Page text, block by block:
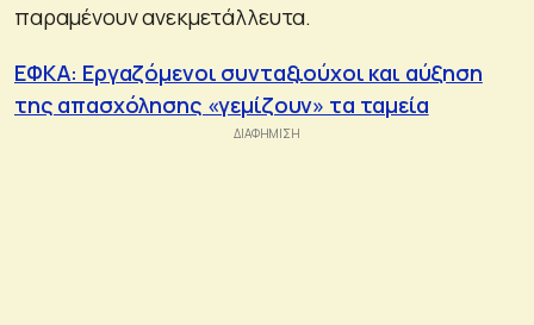
παραμένουν ανεκμετάλλευτα.
ΕΦΚΑ: Εργαζόμενοι συνταξιούχοι και αύξηση
της απασχόλησης «γεμίζουν» τα ταμεία